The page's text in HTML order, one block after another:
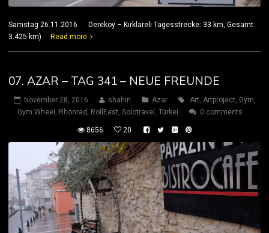
Samstag 26.11.2016 Dereköy – Kırklareli Tagesstrecke: 33 km, Gesamt:
3.425 km) Read more
07. AZAR – TAG 341 – NEUE FREUNDE
November 28, 2016 shahin Azar Art Artproject Gym
Gym Wheel
Rhönrad RollEast Solotravel Türkei 0 comments
8656 20